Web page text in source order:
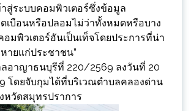
สู่ระบบคอมพิวเตอร์ซึ่งข้อมูล
เบือนหรือปลอมไม่ว่าทั้งหมดหรือบาง
มพิวเตอร์อันเป็นเท็จโดยประการที่น่า
ายแก่ประชาชน”
อาญาธนบุรีที่ 220/2569 ลงวันที่ 20
โดยจับกุมได้ที่บริเวณตำบลคลองด่าน
หวัดสมุทรปราการ